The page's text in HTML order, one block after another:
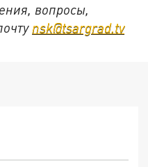
вопросы,
nsk@tsargrad.tv